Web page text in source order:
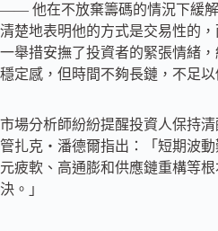
—— 他在不放棄籌碼的情況下緩
清楚地表明他的方式是交易性的
一舉措安撫了投資者的緊張情緒
穩定感，但時間不夠長鏈，不足以
市場分析師紛紛提醒投資人保持清
管扎克・潘德爾指出：「短期波
元疲軟、高通膨和供應鏈重構等
決。」